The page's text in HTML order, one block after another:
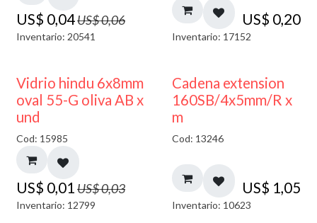
US$ 0,04US$0,06
Inventario: 20541
US$ 0,20
Inventario: 17152
50% DESCUENTO
Vidrio hindu 6x8mm
oval 55-G oliva AB x
und
Cod: 15985
US$ 0,01 US$0,03
Inventario: 12799
Cadena extension
160SB/4x5mm/R x
m
Cod: 13246
US$ 1,05
Inventario: 10623